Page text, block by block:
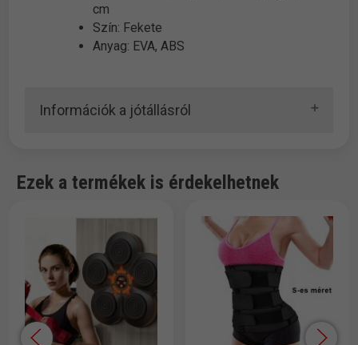
cm
Szín: Fekete
Anyag: EVA, ABS
Információk a jótállásról
Ezek a termékek is érdekelhetnek